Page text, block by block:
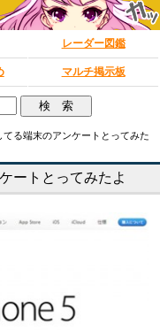
レーダー図鑑
マルチ掲示板
てる端末のアンケートとってみた
ートとってみたよ